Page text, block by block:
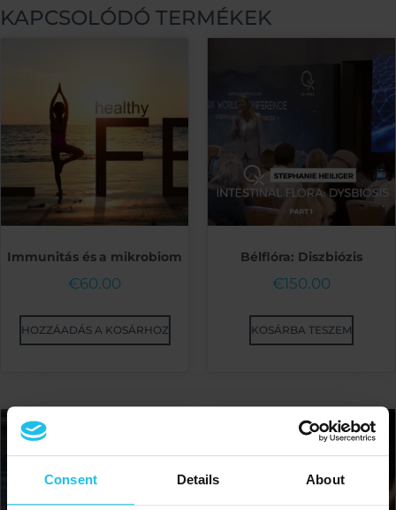
Consent Details About
KAPCSOLÓDÓ TERMÉKEK
Immunitás és a mikrobiom
€60.00
HOZZÁADÁS A KOSÁRHOZ
Bélflóra: Diszbiózis
€150.00
KOSÁRBA TESZEM